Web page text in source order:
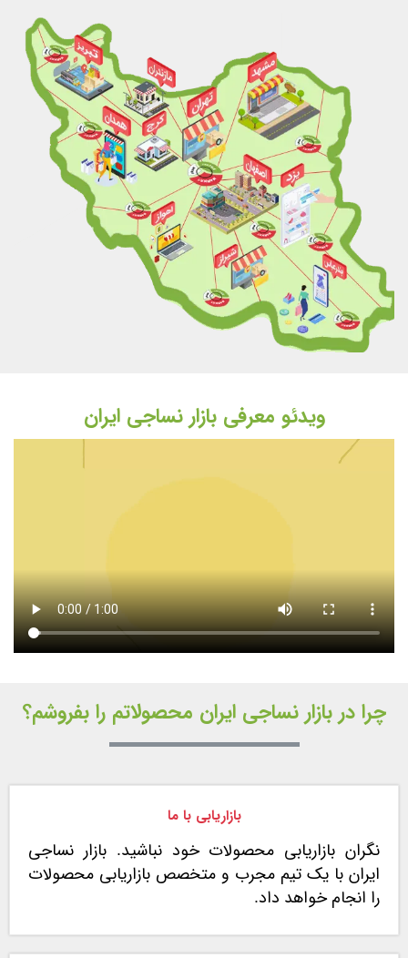
ویدئو معرفی بازار نساجی ایران
چرا در بازار نساجی ایران محصولاتم را بفروشم؟
بازاریابی با ما
نگران بازاریابی محصولات خود نباشید. بازار نساجی
ایران با یک تیم مجرب و متخصص بازاریابی محصولات
را انجام خواهد داد.